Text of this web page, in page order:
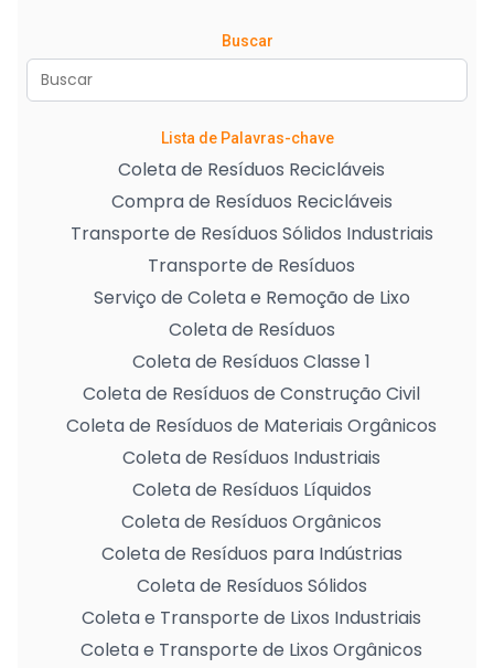
Buscar
Lista de Palavras-chave
Coleta de Resíduos Recicláveis
Compra de Resíduos Recicláveis
Transporte de Resíduos Sólidos Industriais
Transporte de Resíduos
Serviço de Coleta e Remoção de Lixo
Coleta de Resíduos
Coleta de Resíduos Classe 1
Coleta de Resíduos de Construção Civil
Coleta de Resíduos de Materiais Orgânicos
Coleta de Resíduos Industriais
Coleta de Resíduos Líquidos
Coleta de Resíduos Orgânicos
Coleta de Resíduos para Indústrias
Coleta de Resíduos Sólidos
Coleta e Transporte de Lixos Industriais
Coleta e Transporte de Lixos Orgânicos